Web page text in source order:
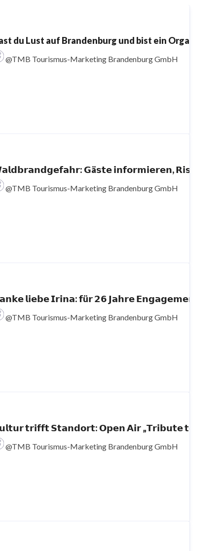
du Lust auf Brandenburg und bist ein
@TMB Tourismus-Marketing Brandenburg GmbH
𝗚ä𝘀𝘁𝗲 𝗶𝗻𝗳𝗼𝗿𝗺𝗶𝗲𝗿𝗲𝗻, 𝗥𝗶𝘀𝗶𝗸𝗲𝗻
@TMB Tourismus-Marketing Brandenburg GmbH
𝗹𝗶𝗲𝗯𝗲 𝗜𝗿𝗶𝗻𝗮: 𝗳ü𝗿 𝟮𝟲 𝗝𝗮𝗵𝗿𝗲 𝗘𝗻𝗴𝗮𝗴𝗲𝗺𝗲𝗻𝘁 𝗶𝗺
@TMB Tourismus-Marketing Brandenburg GmbH
𝘁𝗿𝗶𝗳𝗳𝘁 𝗦𝘁𝗮𝗻𝗱𝗼𝗿𝘁: 𝗢𝗽𝗲𝗻 𝗔𝗶𝗿 „𝗧𝗿𝗶𝗯𝘂𝘁𝗲 𝘁𝗼
@TMB Tourismus-Marketing Brandenburg GmbH